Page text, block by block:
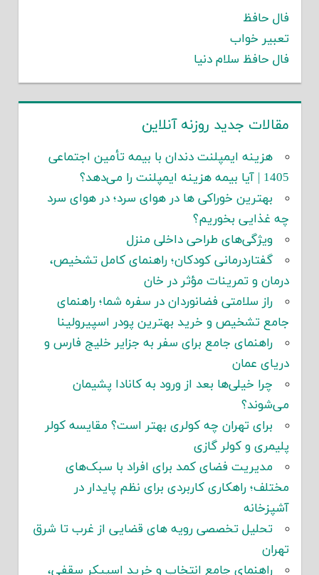
فال حافظ
تعبیر خواب
فال حافظ سلام دنیا
مقالات جدید روزنه آنلاین
هزینه ایمپلنت دندان با بیمه تأمین اجتماعی
1405 | آیا بیمه هزینه ایمپلنت را می‌دهد؟
بهترین خوراکی ها در هوای سرد؛ در هوای سرد
چه غذایی بخوریم؟
ویژگی‌های طراحی داخلی منزل
گفتاردرمانی کودکان؛ راهنمای کامل تشخیص،
درمان و تمرینات مؤثر در خان
راز سلامتی فضانوردان در سفره شما؛ راهنمای
جامع تشخیص و خرید بهترین پودر اسپیرولینا
راهنمای جامع برای سفر به جزایر خلیج فارس و
دریای عمان
چرا خیلی‌ها بعد از ورود به کانادا پشیمان
می‌شوند؟
برای تهران چه کولری بهتر است؟ مقایسه کولر
پلیمری و کولر گازی
مدیریت فضای کمد برای افراد با سبک‌های
مختلف؛ راهکاری کاربردی برای نظم پایدار در
آشپزخانه
تحلیل تخصصی رویه های قضایی از غرب تا شرق
تهران
راهنمای جامع انتخاب و خرید اسپیکر سقفی،